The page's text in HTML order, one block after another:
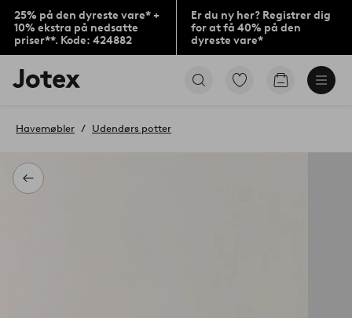
25% på den dyreste vare* +
10% ekstra på nedsatte
priser**. Kode: 424882
Er du ny her? Registrer dig
for at få 40% på den
dyreste vare*
Jotex
logo
til
Gå
Gå
Tilbage
Havemøbler Udendørs potter